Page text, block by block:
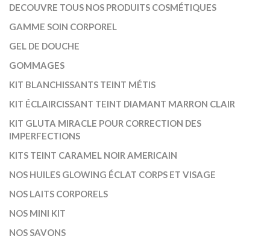
DECOUVRE TOUS NOS PRODUITS COSMÉTIQUES
GAMME SOIN CORPOREL
GEL DE DOUCHE
GOMMAGES
KIT BLANCHISSANTS TEINT MÉTIS
KIT ÉCLAIRCISSANT TEINT DIAMANT MARRON CLAIR
KIT GLUTA MIRACLE POUR CORRECTION DES
IMPERFECTIONS
KITS TEINT CARAMEL NOIR AMERICAIN
NOS HUILES GLOWING ÉCLAT CORPS ET VISAGE
NOS LAITS CORPORELS
NOS MINI KIT
NOS SAVONS